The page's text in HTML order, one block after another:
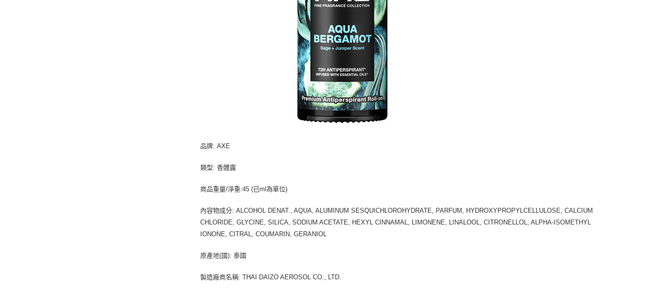
品牌: AXE
類型: 香體露
商品重量/淨重:45 (已ml為單位)
內容物成分: ALCOHOL DENAT., AQUA, ALUMINUM SESQUICHLOROHYDRATE, PARFUM, HYDROXYPROPYLCELLULOSE, CALCIUM
CHLORIDE, GLYCINE, SILICA, SODIUM ACETATE, HEXYL CINNAMAL, LIMONENE, LINALOOL, CITRONELLOL, ALPHA-ISOMETHYL
IONONE, CITRAL, COUMARIN, GERANIOL
原產地(國): 泰國
製造廠商名稱: THAI DAIZO AEROSOL CO., LTD.